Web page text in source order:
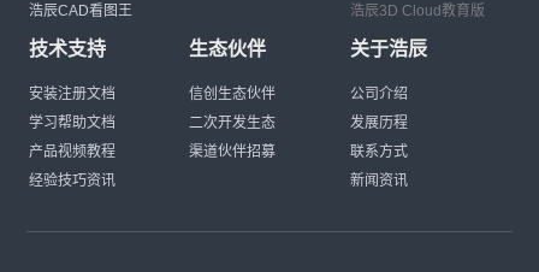
浩辰CAD看图王
浩辰3D Cloud教育版
技术支持
安装注册文档
学习帮助文档
产品视频教程
经验技巧资讯
生态伙伴
信创生态伙伴
二次开发生态
渠道伙伴招募
关于浩辰
公司介绍
发展历程
联系方式
新闻资讯